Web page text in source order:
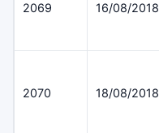
2069 16/08/2018
2070 18/08/2018